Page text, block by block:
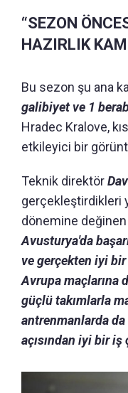
“SEZON
HAZIRLIK
Bu sezon şu ana
galibiyet ve 1
Hradec Kralove,
etkileyici bir
Teknik direktör
gerçekleştirdikleri
dönemine değinen
Avusturya'da
ve gerçekten iyi bir
Avrupa maçlarına
güçlü takımlarla
antrenmanlarda
açısından iyi bir iş